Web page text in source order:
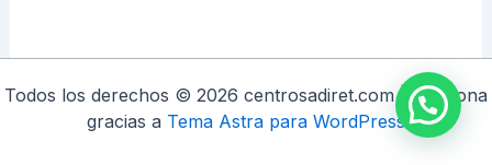
Todos los derechos © 2026 centrosadiret.com | Funciona
gracias a Tema Astra para WordPress